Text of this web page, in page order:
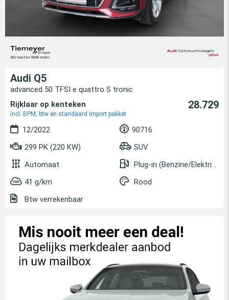
Audi Q5
advanced 50 TFSI e quattro S tronic
Rijklaar op kenteken
incl. BPM, btw en standaard import pakket
28.729
12/2022
90716
299 PK (220 KW)
SUV
Automaat
Plug-in (Benzine/Elektrisch)
41 g/km
Rood
Btw verrekenbaar